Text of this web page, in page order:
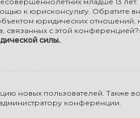
к юрисконсульту. Обратите
юридических
с этой
силы.
новых пользователей. Также
конференции.